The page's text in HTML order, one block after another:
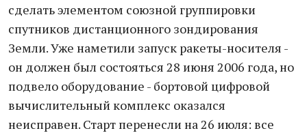
сделать элементом союзной группировки
спутников дистанционного зондирования
Земли. Уже наметили запуск ракеты-носителя -
он должен был состояться 28 июня 2006 года, но
подвело оборудование - бортовой цифровой
вычислительный комплекс оказался
неисправен. Старт перенесли на 26 июля: все